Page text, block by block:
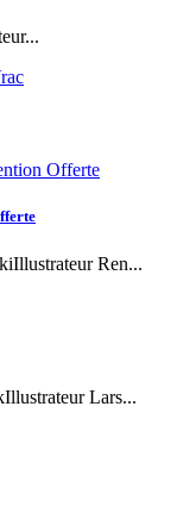
Ren...
Lars...